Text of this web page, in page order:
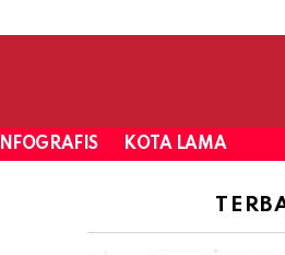
INFOGRAFIS KOTA LAMA